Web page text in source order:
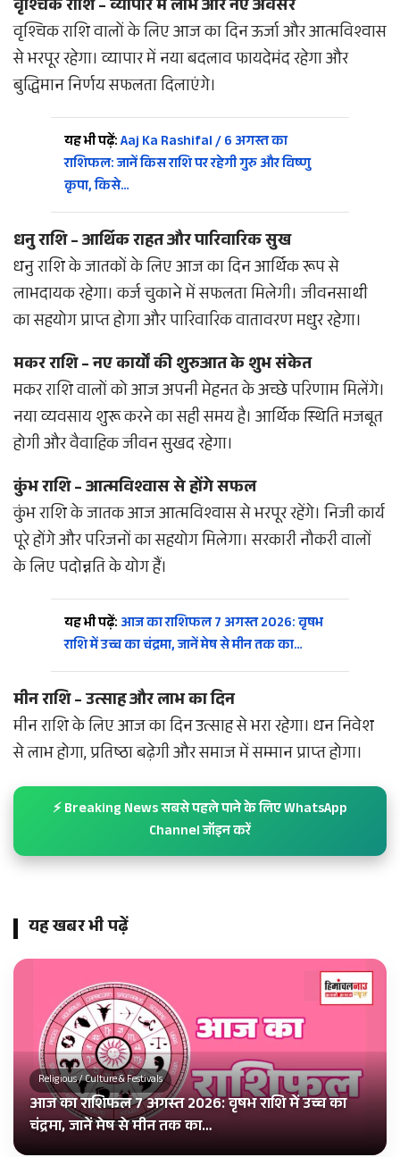
वृश्चिक राशि – व्यापार में लाभ और नए अवसर
वृश्चिक राशि वालों के लिए आज का दिन ऊर्जा और आत्मविश्वास
से भरपूर रहेगा। व्यापार में नया बदलाव फायदेमंद रहेगा और
बुद्धिमान निर्णय सफलता दिलाएंगे।
यह भी पढ़ें:Aaj Ka Rashifal / 6 अगस्त का
राशिफल: जानें किस राशि पर रहेगी गुरु और विष्णु
कृपा, किसे…
धनु राशि – आर्थिक राहत और पारिवारिक सुख
धनु राशि के जातकों के लिए आज का दिन आर्थिक रूप से
लाभदायक रहेगा। कर्ज चुकाने में सफलता मिलेगी। जीवनसाथी
का सहयोग प्राप्त होगा और पारिवारिक वातावरण मधुर रहेगा।
मकर राशि – नए कार्यों की शुरुआत के शुभ संकेत
मकर राशि वालों को आज अपनी मेहनत के अच्छे परिणाम मिलेंगे।
नया व्यवसाय शुरू करने का सही समय है। आर्थिक स्थिति मजबूत
होगी और वैवाहिक जीवन सुखद रहेगा।
कुंभ राशि – आत्मविश्वास से होंगे सफल
कुंभ राशि के जातक आज आत्मविश्वास से भरपूर रहेंगे। निजी कार्य
पूरे होंगे और परिजनों का सहयोग मिलेगा। सरकारी नौकरी वालों
के लिए पदोन्नति के योग हैं।
यह भी पढ़ें: आज का राशिफल 7 अगस्त 2026: वृषभ
राशि में उच्च का चंद्रमा, जानें मेष से मीन तक का…
मीन राशि – उत्साह और लाभ का दिन
मीन राशि के लिए आज का दिन उत्साह से भरा रहेगा। धन निवेश
से लाभ होगा, प्रतिष्ठा बढ़ेगी और समाज में सम्मान प्राप्त होगा।
⚡ Breaking News सबसे पहले पाने के लिए WhatsApp
Channel जॉइन करें
यह खबर भी पढ़ें
Religious / Culture & Festivals
आज का राशिफल 7 अगस्त 2026: वृषभ राशि में उच्च का
चंद्रमा, जानें मेष से मीन तक का…